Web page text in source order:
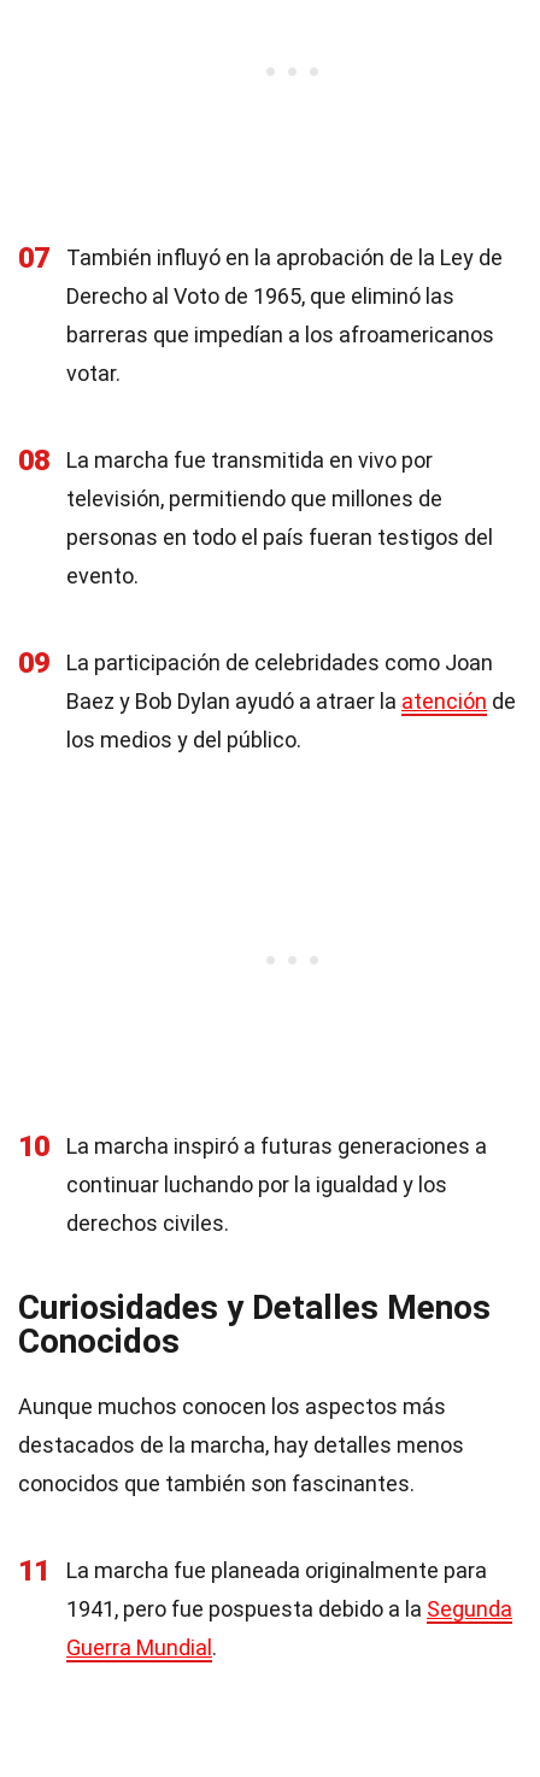
07
También influyó en la aprobación de la Ley de
Derecho al Voto de 1965, que eliminó las
barreras que impedían a los afroamericanos
votar.
08
La marcha fue transmitida en vivo por
televisión, permitiendo que millones de
personas en todo el país fueran testigos del
evento.
09
La participación de celebridades como Joan
Baez y Bob Dylan ayudó a atraer la atención de
los medios y del público.
10
La marcha inspiró a futuras generaciones a
continuar luchando por la igualdad y los
derechos civiles.
Curiosidades y Detalles Menos
Conocidos
Aunque muchos conocen los aspectos más
destacados de la marcha, hay detalles menos
conocidos que también son fascinantes.
11
La marcha fue planeada originalmente para
1941, pero fue pospuesta debido a la Segunda
Guerra Mundial .